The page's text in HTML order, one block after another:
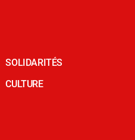
SOLIDARITÉS
CULTURE